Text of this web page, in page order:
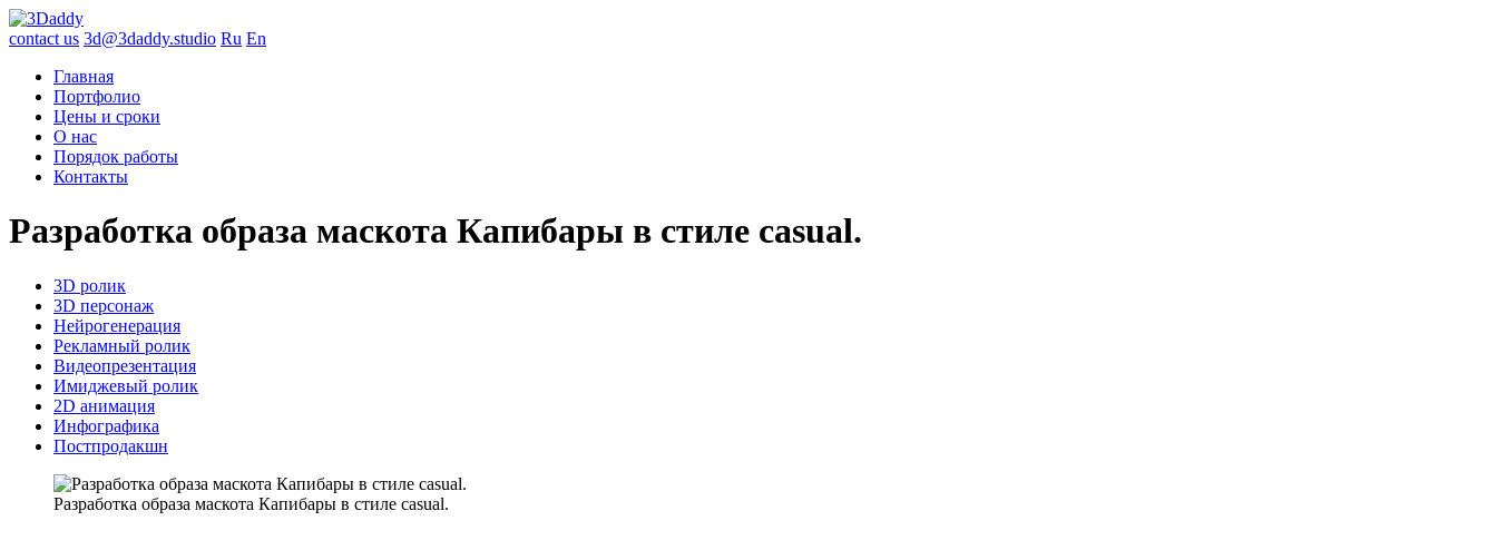
contact us 3d@3daddy.studio Ru En
Главная
Портфолио
Цены и сроки
О нас
Порядок работы
Контакты
Разработка образа маскота Капибары в стиле casual.
3D ролик
3D персонаж
Нейрогенерация
Рекламный ролик
Видеопрезентация
Имиджевый ролик
2D анимация
Инфографика
Постпродакшн
Разработка образа маскота Капибары в стиле casual.